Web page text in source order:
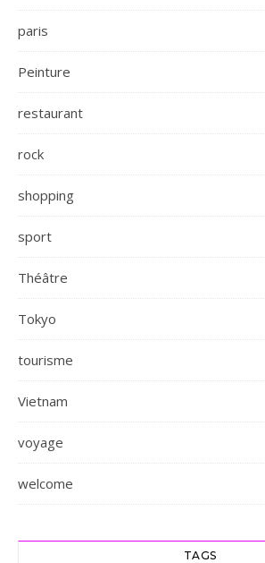
paris
Peinture
restaurant
rock
shopping
sport
Théâtre
Tokyo
tourisme
Vietnam
voyage
welcome
TAGS